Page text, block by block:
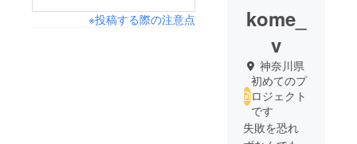
※投稿する際の注意点
kome_
v
神奈川県
初めてのプ
ロジェクト
です
失敗を恐れ